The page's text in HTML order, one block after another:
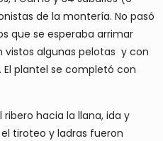
de la montería. No pasó
que se esperaba arrimar
vistos algunas pelotas y con
plantel se completó con
hacia la llana, ida y
tiroteo y ladras fueron